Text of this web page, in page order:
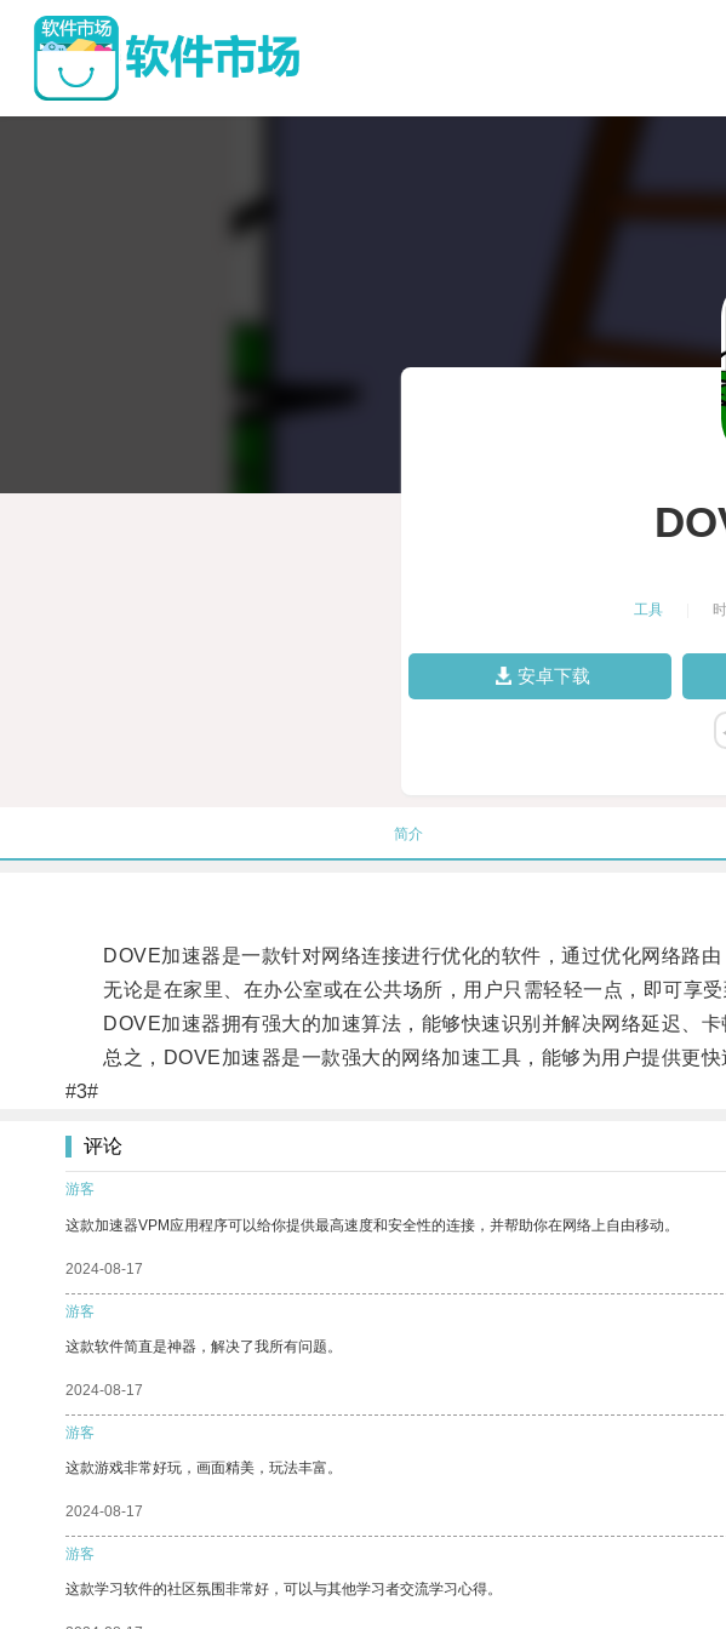
工具
安卓下载
简介
DOVE加速器是一款针对网络连接进行优化的软件，通过优化网络路由
无论是在家里、在办公室或在公共场所，用户只需轻轻一点，即可享受
DOVE加速器拥有强大的加速算法，能够快速识别并解决网络延迟、卡
总之，DOVE加速器是一款强大的网络加速工具，能够为用户提供更快
#3#
评论
游客
这款加速器VPM应用程序可以给你提供最高速度和安全性的连接，并帮助你在网络上自由移动。
2024-08-17
游客
这款软件简直是神器，解决了我所有问题。
2024-08-17
游客
这款游戏非常好玩，画面精美，玩法丰富。
2024-08-17
游客
这款学习软件的社区氛围非常好，可以与其他学习者交流学习心得。